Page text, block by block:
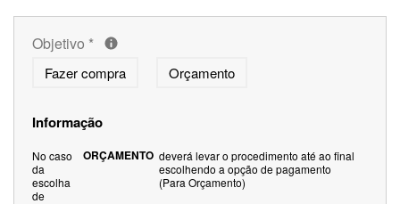
Objetivo *
Fazer compra Orçamento
Informação
No caso
da
escolha
de
ORÇAMENTO deverá levar o procedimento até ao final
escolhendo a opção de pagamento
(Para Orçamento)